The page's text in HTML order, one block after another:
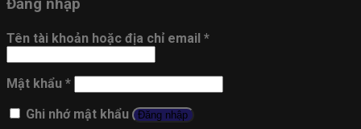
Đăng nhập
Tên tài khoản hoặc địa chỉ email *
Mật khẩu *
Ghi nhớ mật khẩu
Đăng nhập